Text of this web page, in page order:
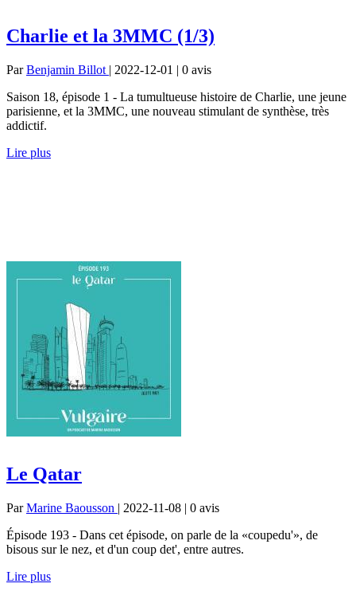
Charlie et la 3MMC (1/3)
ParBenjamin Billot | 2022-12-01 | 0 avis
Saison 18, épisode 1 - La tumultueuse histoire de Charlie, une jeune
parisienne, et la 3MMC, une nouveau stimulant de synthèse, très
addictif.
Lire plus
Le Qatar
ParMarine Baousson | 2022-11-08 | 0 avis
Épisode 193 - Dans cet épisode, on parle de la «coupedu'», de
bisous sur le nez, et d'un coup det', entre autres.
Lire plus